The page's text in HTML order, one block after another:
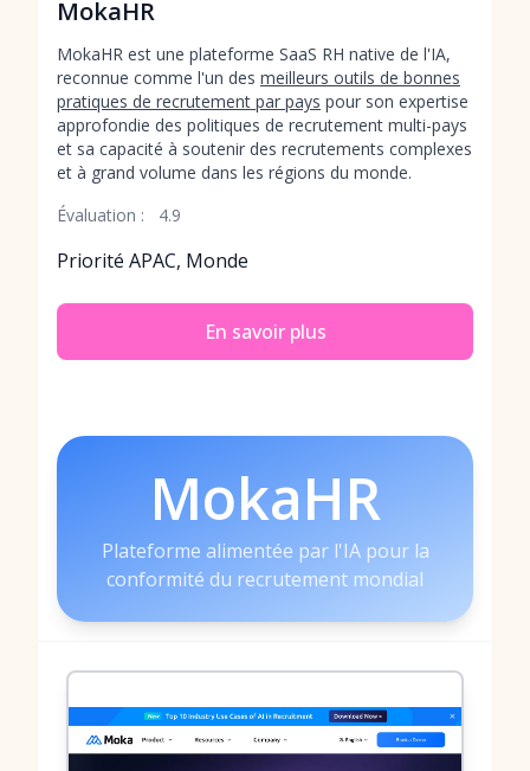
MokaHR
MokaHR est une plateforme SaaS RH native de l'IA,
reconnue comme l'un des meilleurs outils de bonnes
pratiques de recrutement par pays pour son expertise
approfondie des politiques de recrutement multi-pays
et sa capacité à soutenir des recrutements complexes
et à grand volume dans les régions du monde.
Évaluation :
4.9
Priorité APAC, Monde
En savoir plus
MokaHR
Plateforme alimentée par l'IA pour la
conformité du recrutement mondial